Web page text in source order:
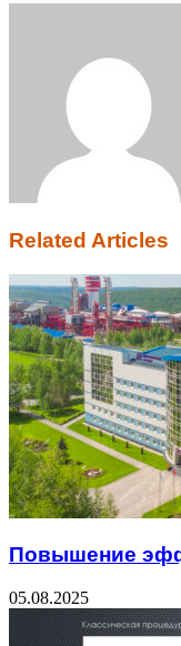
Related Articles
Повышение
05.08.2025